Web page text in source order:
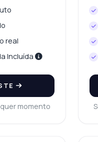
real
Incluída
momento